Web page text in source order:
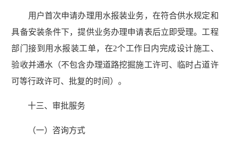
用户首次申请办理用水报装业务，在符合供水规定和
具备安装条件下，提供业务办理申请表后立即受理。工程
部门接到用水报装工单，在2个工作日内完成设计施工、
验收并通水（不包含办理道路挖掘施工许可、临时占道许
可等行政许可、批复的时间）。
十三、审批服务
（一）咨询方式